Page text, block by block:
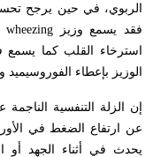
الربوي، في حين يرجح
فقد يسمع وزيز wheezing
استرخاء القلب كما
الوزيز بإعطاء
إن الزلة التنفسية
عن ارتفاع الضغط في
يحدث في أثناء الجهد أو